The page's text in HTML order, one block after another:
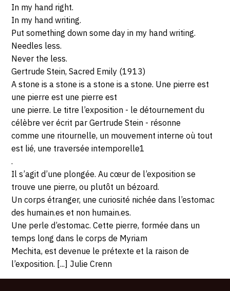
OCTOBRE
In my hand right.
In my hand writing.
Put something down some day in my hand writing.
Needles less.
Never the less.
Gertrude Stein, Sacred Emily (1913)
A stone is a stone is a stone is a stone. Une pierre est
une pierre est une pierre est
une pierre. Le titre l’exposition - le détournement du
célèbre ver écrit par Gertrude Stein - résonne
comme une ritournelle, un mouvement interne où tout
est lié, une traversée intemporelle1
.
Il s’agit d’une plongée. Au cœur de l’exposition se
trouve une pierre, ou plutôt un bézoard.
Un corps étranger, une curiosité nichée dans l’estomac
des humain.es et non humain.es.
Une perle d’estomac. Cette pierre, formée dans un
temps long dans le corps de Myriam
Mechita, est devenue le prétexte et la raison de
l’exposition. [...] Julie Crenn